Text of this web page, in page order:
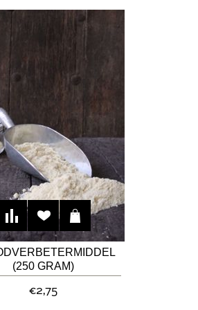
(250 GRAM)
€2,75